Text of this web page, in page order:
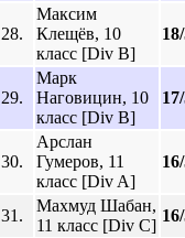
28.
Максим
Клещёв, 10
класс [Div B]
29.
Марк
Наговицин, 10
класс [Div B]
30.
Арслан
Гумеров, 11
класс [Div A]
31.
Махмуд Шабан,
11 класс [Div C]